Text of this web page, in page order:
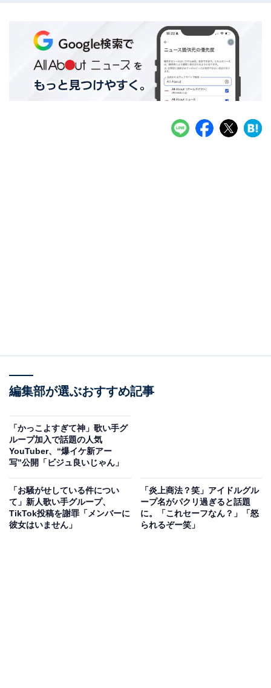
編集部が選ぶおすすめ記事
「かっこよすぎて神」歌い手グ
ループ加入で話題の人気
YouTuber、“爆イケ新アー
写”公開「ビジュ良いじゃん」
「お騒がせしている件につい
て」新人歌い手グループ、
TikTok投稿を謝罪「メンバーに
彼女はいません」
「炎上商法？笑」アイドルグル
ープ名がパクリ過ぎると話題
に。「これセーフなん？」「怒
られるぞー笑」